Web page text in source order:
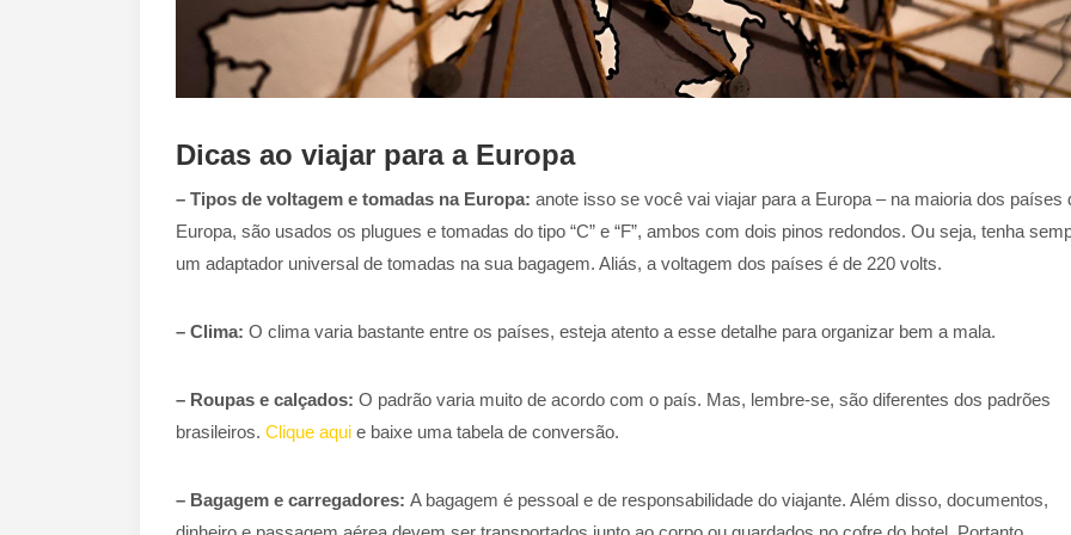
Dicas ao viajar para a Europa
– Tipos de voltagem e tomadas na Europa: anote isso se você vai viajar para a Europa – na maioria dos países
Europa, são usados os plugues e tomadas do tipo “C” e “F”, ambos com dois pinos redondos. Ou seja, tenha
um adaptador universal de tomadas na sua bagagem. Aliás, a voltagem dos países é de 220 volts.
– Clima: O clima varia bastante entre os países, esteja atento a esse detalhe para organizar bem a mala.
– Roupas e calçados: O padrão varia muito de acordo com o país. Mas, lembre-se, são diferentes dos padrões
brasileiros. Clique aqui e baixe uma tabela de conversão.
– Bagagem e carregadores: A bagagem é pessoal e de responsabilidade do viajante. Além disso, documentos,